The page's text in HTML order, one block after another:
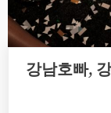
강남호빠,